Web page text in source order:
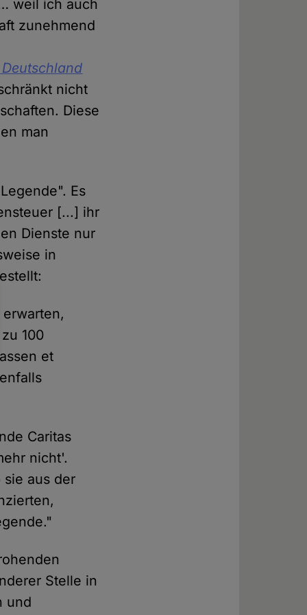
weil ich auch
zunehmend
nicht
Diese
man
Es
[...] ihr
Dienste nur
in
100
et
Caritas
nicht'.
aus der
Stelle in
und